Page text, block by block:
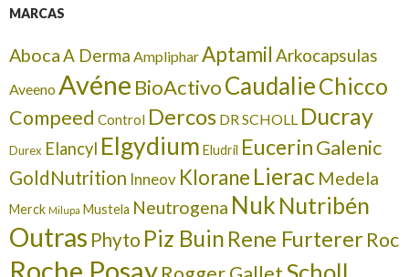
MARCAS
AbocaA Derma AmplipharAptamil Arkocapsulas
Aveeno Avéne BioActivoCaudalieChicco
Compeed Control Dercos DR SCHOLL Ducray
Durex Elancyl Elgydium Eludril EucerinGalenic
GoldNutrition Inneov Klorane Lierac Medela
Merck Milupa Mustela Neutrogena Nuk Nutribén
Outras Phyto Piz Buin Rene FurtererRoc
Roche Posay